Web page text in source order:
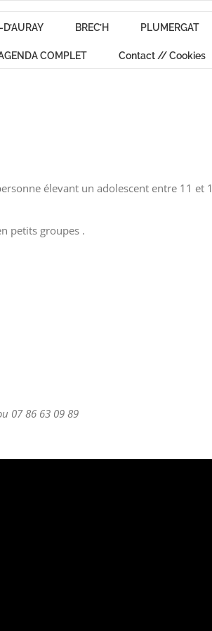
BREC’H PLUMERGAT
COMPLET Contact // Cookies
élevant un adolescent entre 11 et 1
petits groupes .
07 86 63 09 89